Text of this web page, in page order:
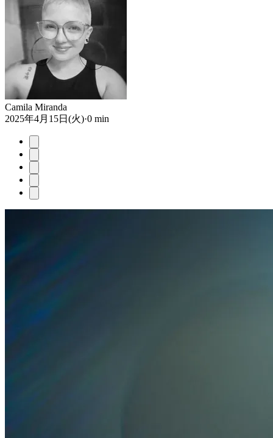
Camila Miranda
2025年4月15日(火)·0 min